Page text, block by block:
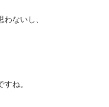
わないし、
ね。